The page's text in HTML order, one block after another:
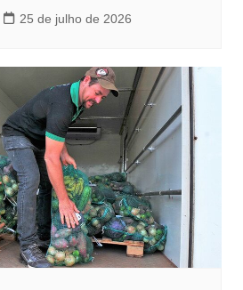
25 de julho de 2026